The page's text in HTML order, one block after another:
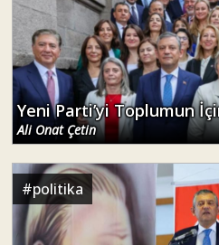
Yeni Parti’yi Toplumun
Ali Onat Çetin
#politika